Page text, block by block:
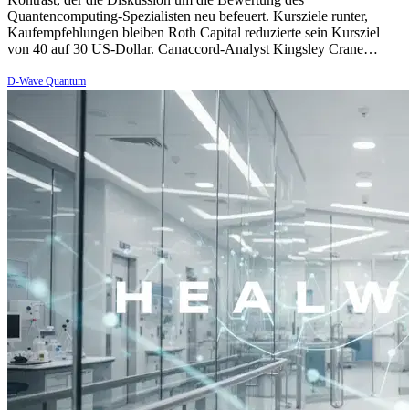
Quantencomputing-Spezialisten neu befeuert. Kursziele runter,
Kaufempfehlungen bleiben Roth Capital reduzierte sein Kursziel
von 40 auf 30 US-Dollar. Canaccord-Analyst Kingsley Crane…
D-Wave Quantum